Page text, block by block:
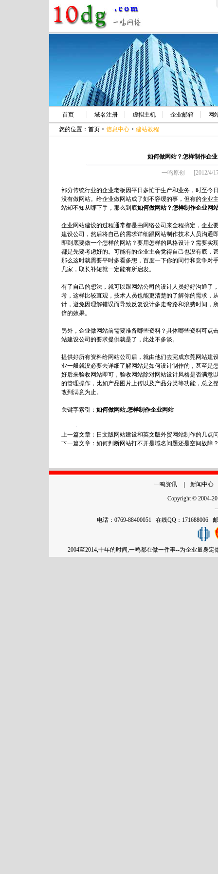
首页 域名注册 虚拟主机 企业邮箱 网
您的位置： 首页 > 信息中心 > 建站教程
如何做网站？怎样制作企
一鸣原创 [2012/4/
部分传统行业的企业老板因平日多忙于生产和业务，时至今
没有做网站。给企业做网站成了刻不容缓的事，但有的企业
站却不知从哪下手，那么到底如何做网站？怎样制作企业网
企业网站建设的过程通常都是由网络公司来全程搞定，企业
建设公司 ，然后将自己的需求详细跟网站制作技术人员沟通
即到底要做一个怎样的网站？要用怎样的风格设计？需要实
都是先要考虑好的。可能有的企业主会觉得自己也没有底，
那么这时就需要平时多看多想，百度一下你的同行和竞争对
几家，取长补短就一定能有所启发。
有了自己的想法，就可以跟网站公司的设计人员好好沟通了
考，这样比较直观，技术人员也能更清楚的了解你的需求，
计，避免因理解错误而导致反复设计多走弯路和浪费时间，
倍的效果。
另外， 企业做网站前需要准备哪些资料？ 具体哪些资料可点
站建设公司的要求提供就是了，此处不多谈。
提供好所有资料给网站公司后，就由他们去完成东莞网站建
业一般就没必要去详细了解网站是如何设计制作的，甚至是
好后来验收网站即可，验收网站除对网站设计风格是否满意
的管理操作，比如产品图片上传以及产品分类等功能，总之
改到满意为止。
关键字索引： 如何做网站,怎样制作企业网站
上一篇文章： 日文版网站建设和英文版外贸网站制作的几点
下一篇文章： 如何判断网站打不开是域名问题还是空间故障
一鸣资讯 新闻中心
Copyright © 2004-
电话：0769-88400051 在线QQ：171688006
2004至2014,十年的时间,一鸣都在做一件事--为企业量身